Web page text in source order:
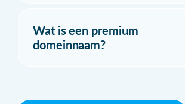
Wat is een premium
domeinnaam?